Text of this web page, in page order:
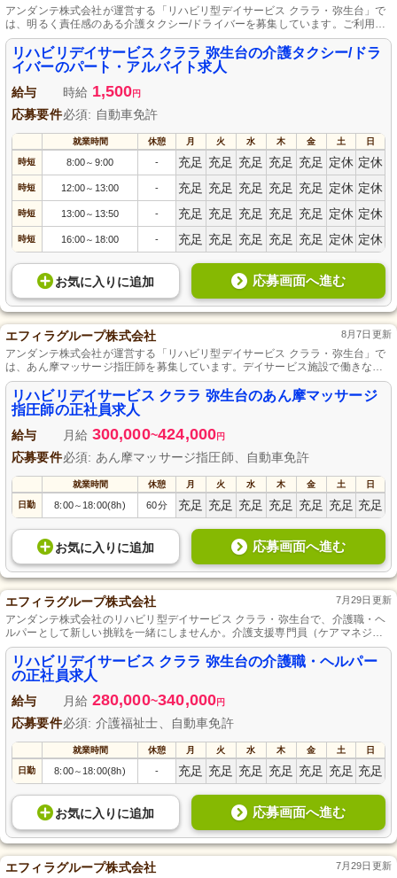
アンダンテ株式会社が運営する「リハビリ型デイサービス クララ・弥生台」で
は、明るく責任感のある介護タクシー/ドライバーを募集しています。ご利用者
様の送迎を通して、地域社会に貢献できるやりがいのあるお仕事です。未経験
でも安心のサポート体制が整っており、資格は不要です。パート・アルバイト
として、ライフスタイルに合わせた働き方が可能です。あなたの優しさを活か
し、素敵な仲間と一緒に働きませんか？ご応募お待ちしています。
リハビリデイサービス クララ 弥生台の介護タクシー/ドラ
イバーのパート・アルバイト求人
給与 時給 1,500円
応募要件必須: 自動車免許
就業時間 休憩 月 火 水 木 金 土 日
時短 8:00～ 9:00 - 充足 充足 充足 充足 充足 定休 定休
時短 12:00～ 13:00 - 充足 充足 充足 充足 充足 定休 定休
時短 13:00～ 13:50 - 充足 充足 充足 充足 充足 定休 定休
時短 16:00～ 18:00 - 充足 充足 充足 充足 充足 定休 定休
お気に入り に追加 応募画面へ進む
エフィラグループ株式会社 8月7日更新
アンダンテ株式会社が運営する「リハビリ型デイサービス クララ・弥生台」で
は、あん摩マッサージ指圧師を募集しています。デイサービス施設で働きなが
ら、高齢者の健康をサポートするやりがいを感じられます。正社員としての安
定した雇用形態で、専門スキルを存分に活かせる環境です。経験や資格は不問
ですので、興味のある方はぜひご応募ください。
リハビリデイサービス クララ 弥生台のあん摩マッサージ
指圧師の正社員求人
給与 月給 300,000~424,000円
応募要件必須: あん摩マッサージ指圧師、自動車免許
就業時間 休憩 月 火 水 木 金 土 日
日勤 8:00～ 18:00(8h) 60分 充足 充足 充足 充足 充足 充足 充足
お気に入り に追加 応募画面へ進む
エフィラグループ株式会社 7月29日更新
アンダンテ株式会社のリハビリ型デイサービス クララ・弥生台で、介護職・ヘ
ルパーとして新しい挑戦を一緒にしませんか。介護支援専門員（ケアマネジャ
ー）および自動車免許をお持ちの方を対象に、正社員としての募集です。施設
の発展に貢献し、利用者様の日常生活をサポートする魅力的な仕事環境が待っ
ています。ご応募お待ちしています。
リハビリデイサービス クララ 弥生台の介護職・ヘルパー
の正社員求人
給与 月給 280,000~340,000円
応募要件必須: 介護福祉士、自動車免許
就業時間 休憩 月 火 水 木 金 土 日
日勤 8:00～ 18:00(8h) - 充足 充足 充足 充足 充足 充足 充足
お気に入り に追加 応募画面へ進む
エフィラグループ株式会社 7月29日更新